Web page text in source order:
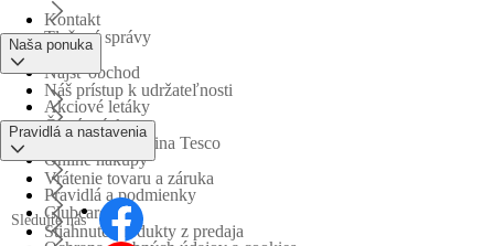
Tlačové správy
Náš prístup k udržateľnosti
Obchodná skupina Tesco
Kontakt
Nájsť obchod
Časté otázky
Vrátenie tovaru a záruka
Stiahnuté produkty z predaja
Naša ponuka
Akciové letáky
Online nákupy
Clubcard
Pravidlá a nastavenia
Pravidlá a podmienky
Sledujte nás